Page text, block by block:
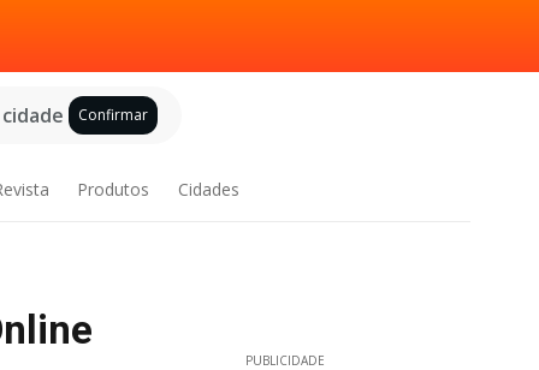
Confirmar
Produtos Cidades
PUBLICIDADE